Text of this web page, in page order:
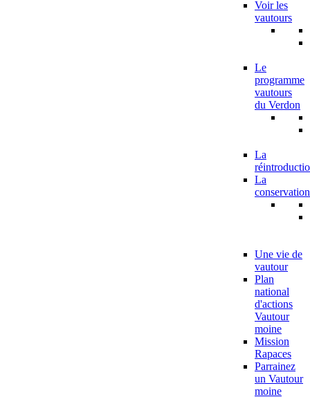
Voir les
vautours
Le
programme
vautours
du Verdon
La
La
conservation
Une vie de
vautour
Plan
national
d'actions
Vautour
moine
Mission
Rapaces
Parrainez
un Vautour
moine